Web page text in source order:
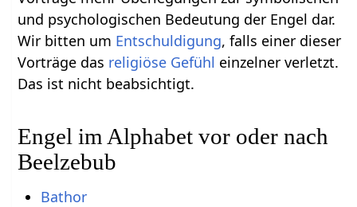
und psychologischen Bedeutung der Engel dar.
Wir bitten um Entschuldigung, falls einer dieser
Vorträge das religiöse Gefühl einzelner verletzt.
Das ist nicht beabsichtigt.
Engel im Alphabet vor oder nach
Beelzebub
Bathor